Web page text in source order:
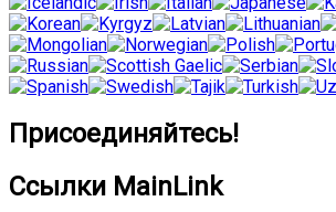
Присоединяйтесь!
Ссылки MainLink